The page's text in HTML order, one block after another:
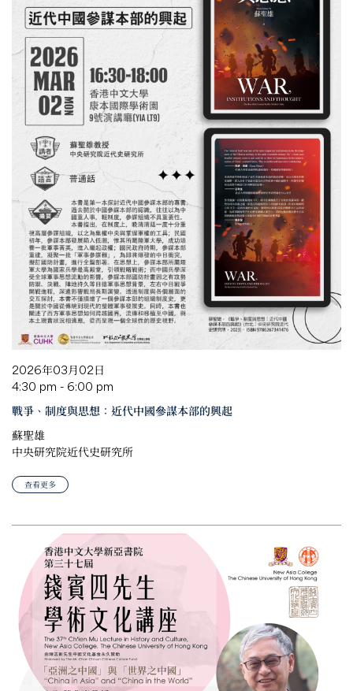
2026年03月02日
4:30 pm - 6:00 pm
戰爭、制度與思想：近代中國參謀本部的興起
蘇聖雄
中央研究院近代史研究所
查看更多